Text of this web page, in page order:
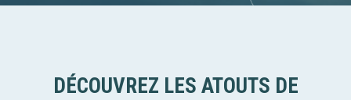
DÉCOUVREZ LES ATOUTS DE